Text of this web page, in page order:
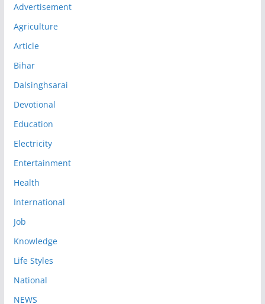
Advertisement
Agriculture
Article
Bihar
Dalsinghsarai
Devotional
Education
Electricity
Entertainment
Health
International
Job
Knowledge
Life Styles
National
NEWS